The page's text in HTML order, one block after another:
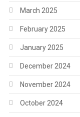
March 2025
February 2025
January 2025
December 2024
November 2024
October 2024